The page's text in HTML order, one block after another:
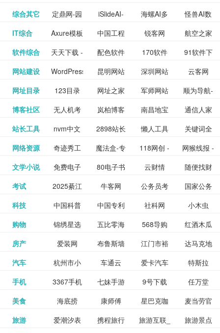
全 频
包括上映
影片的影
讯查询及
购票服
务。你可
和看过的
电影电视
剧，顺便
打分、写
_www.sanmao.com.cn_
素材免费
图库
nas论
坛|nas1.cn|nas1|nas
流社区
文写作-AI
毕业设计-
PPT模板
生成
作 - 国内
领先的AI
图片、文
案创作平
讯飞星火-
懂我的AI
助手
更多>>
综合其它 定鼎网-园
林景观建
筑室内设
iSlideAI-
一键生成
PPT模板
海螺AI多
模态大语
言模型
怪兽AI数
字人
九章开物 更多>>
IT综合 Axure模板
网
中国工程
科技知识
中心
锐客网
航空之家
牛品汇
更多>>
软件综合 天天下载 -
绿色精品
软件应用
配色软件
园
170软件
下载站
91软件下
载
yx12345
下载站
更多>>
网站建设 WordPress
主题模板
下载_爱主
昆明网站
建设
深圳网站
建设
云客网
SEO众包
服务平台
深圳网站
建设
更多>>
网址目录 123目录
网
网址之家 军师网站
目录网址
大全
顺为导航-
办公运营
工具导航
易推分类
目录网
更多>>
博客社区 无人机考
证资讯网
岚柏博客 南昌地宝
网_南昌论
坛
通信人家
园
精易论坛 更多>>
站长工具 nvm中文
网
2898站长
资源平台
懒人工具 关键词全
网指数查
询
SEO工具
- 站长之家
更多>>
网络资源 奇迹秀工
具箱-设计
师必备设
辅助神器
魔法盒-专
业的游戏
动画特效
118网创 -
创业项目
资源分享
网猴线报 -
一个简单
且纯粹的
网站
线报酷 -
专注线报
活动
更多>>
文学小说 免费电子
书下载
网,txt小说
完结txt小
说-书本网
80电子书
_八零电子
书_80txt_
云财情 随便找财
经网
钱如故 更多>>
考试 2025綦江
区中考志
愿填报系
牛客网 公务员考
试-中公教
育网
国家公务
员局
公务员考
试信息网
更多>>
科技 中国科普
博览
中国专利
信息网
社科网
小木虫
中国科学
院
更多>>
购物 锦绣星选
海淘
五比零海
淘网
568导购
网
红酒木瓜
靓汤官网
淘宝 更多>>
房产 爱装网 布鲁斯墙
纸
江门市裕
华墙纸
达马克地
产
格莱美墙
纸
更多>>
汽车 杭州市小
客车总量
调控管理
车通云 爱卡汽车
导购
特斯拉
百度有驾
网
更多>>
手机 3367手机
游戏
七妹手游 9号下载
任万堂
游戏邦
更多>>
美食 海底捞 康师傅 星巴克咖
啡
麦当劳官
网
心食谱网 更多>>
旅游 爱潮汐表 携程旅行 旅游互联_ 旅游景点